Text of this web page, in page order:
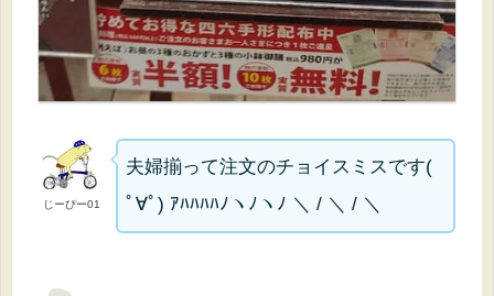
じーぴー01
夫婦揃って注文のチョイスミスです(
ﾟ∀ﾟ) ｱﾊﾊﾊﾊﾉヽﾉヽﾉ ＼ / ＼ / ＼